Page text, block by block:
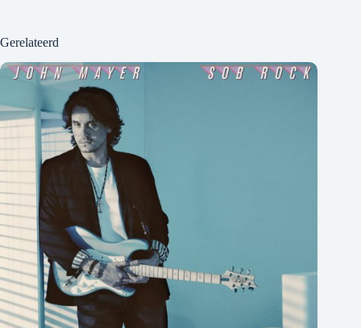
Gerelateerd